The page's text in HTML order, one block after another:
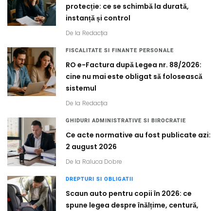
protecție: ce se schimbă la durată,
instanță și control
De la Redacția
FISCALITATE SI FINANTE PERSONALE
RO e-Factura după Legea nr. 88/2026:
cine nu mai este obligat să folosească
sistemul
De la Redacția
GHIDURI ADMINISTRATIVE SI BIROCRATIE
Ce acte normative au fost publicate azi:
2 august 2026
De la Raluca Dobre
DREPTURI SI OBLIGATII
Scaun auto pentru copii în 2026: ce
spune legea despre înălțime, centură,